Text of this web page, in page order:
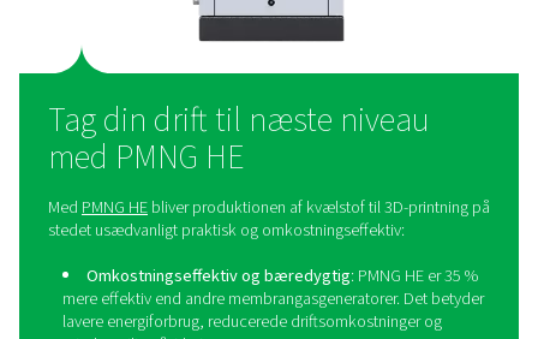
driften ved at fjerne de logistiske udfordringer, der er
med styring af gasforsyningen.